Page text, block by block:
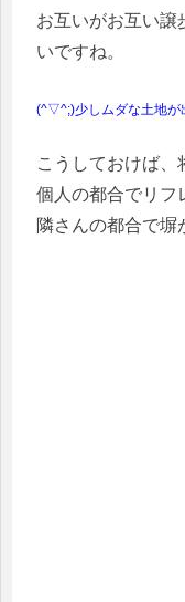
お互いがお互い譲
いですね。
(^▽^;)少しムダな土地が
こうしておけば、
個人の都合でリフ
隣さんの都合で塀